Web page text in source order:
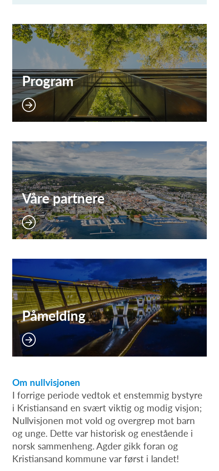
Program
Våre partnere
Påmelding
Om nullvisjonen
I forrige periode vedtok et enstemmig bystyre
i Kristiansand en svært viktig og modig visjon;
Nullvisjonen mot vold og overgrep mot barn
og unge. Dette var historisk og enestående i
norsk sammenheng. Agder gikk foran og
Kristiansand kommune var først i landet!